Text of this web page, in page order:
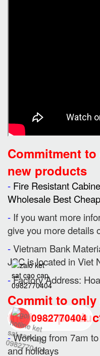
Commitment
new products
- Fire Resistant
Wholesale Best Cheap
- If you want more
give you more details
-Vietnam Bank
JSC is located in Viet
-Factory Address:
Commit to
the best
-Working from 7am
and holidays
0982770404